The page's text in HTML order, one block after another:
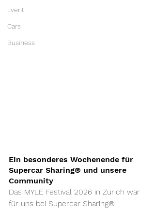
Event
Cars
Business
Ein besonderes Wochenende für
Supercar Sharing® und unsere
Community
Das MYLE Festival 2026 in Zürich war
für uns bei Supercar Sharing®